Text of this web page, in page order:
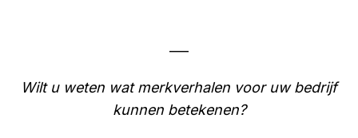
___
Wilt u weten wat merkverhalen voor uw bedrijf
kunnen betekenen?